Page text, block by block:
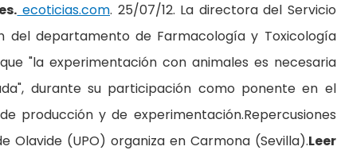
ecoticias.com. 25/07/12. La directora del Servicio
del departamento de Farmacología y Toxicología
"la experimentación con animales es necesaria
durante su participación como ponente en el
producción y de experimentación.Repercusiones
Olavide (UPO) organiza en Carmona (Sevilla).Leer